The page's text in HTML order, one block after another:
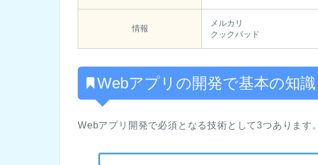
情報
メルカリ
クックパッド
Webアプリの開発で基本の知識
Webアプリ開発で必須となる技術として3つあります。